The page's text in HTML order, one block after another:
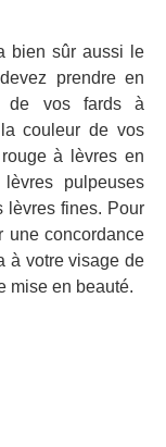
bien sûr aussi le
prendre en
de vos fards à
couleur de vos
à lèvres en
pulpeuses
lèvres fines. Pour
une concordance
à votre visage de
mise en beauté.